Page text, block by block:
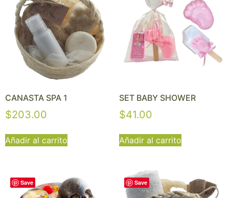
CANASTA SPA 1
$203.00
Añadir al carrito
SET BABY SHOWER
$41.00
Añadir al carrito
Save Save